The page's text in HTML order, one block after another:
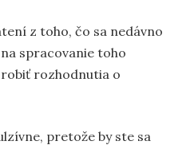
z toho, čo sa nedávno
spracovanie toho
rozhodnutia o
pretože by ste sa